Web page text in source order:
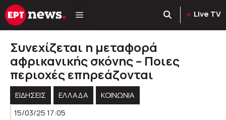
Μετάβαση
σε
Live TV
Συνεχίζεται η μεταφορά
αφρικανικής σκόνης – Ποιες
περιοχές επηρεάζονται
ΕΙΔΗΣΕΙΣ ΕΛΛΑΔΑ
ΚΟΙΝΩΝΊΑ
15/03/25 17:05